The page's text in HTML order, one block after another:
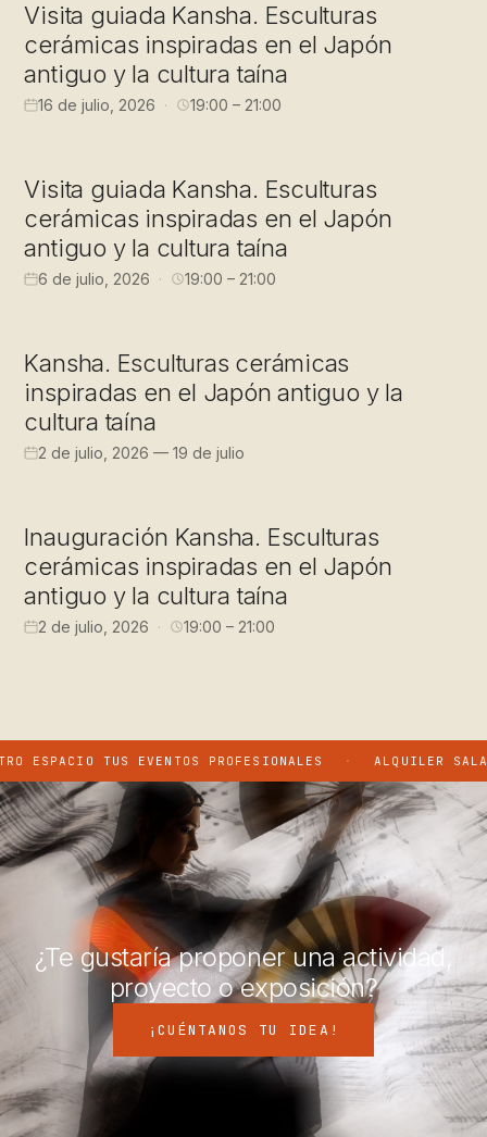
Visita guiada Kansha. Esculturas
cerámicas inspiradas en el Japón
antiguo y la cultura taína
16 de julio, 2026 19:00 – 21:00
Visita guiada Kansha. Esculturas
cerámicas inspiradas en el Japón
antiguo y la cultura taína
6 de julio, 2026 19:00 – 21:00
Kansha. Esculturas cerámicas
inspiradas en el Japón antiguo y la
cultura taína
2 de julio, 2026 — 19 de julio
Inauguración Kansha. Esculturas
cerámicas inspiradas en el Japón
antiguo y la cultura taína
2 de julio, 2026 19:00 – 21:00
EVENTOS PROFESIONALES · ALQUILER SALAS Y
¿Te gustaría proponer una actividad,
proyecto o exposición?
¡CUÉNTANOS TU IDEA!